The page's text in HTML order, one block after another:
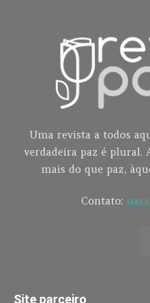
Uma revista a todos
verdadeira paz é plural.
mais do que paz,
Contato:
Site parceiro